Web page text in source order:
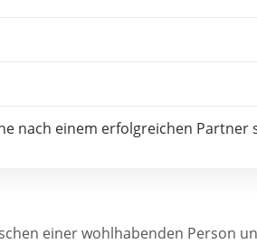
nach einem erfolgreichen Partner
einer wohlhabenden Person